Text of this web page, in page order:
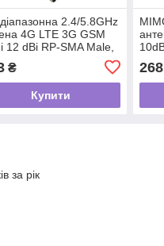
2.4/5.8GHz
4G LTE 3G GSM
12 dBi RP-SMA Male,
₴
Купити
268
за рік